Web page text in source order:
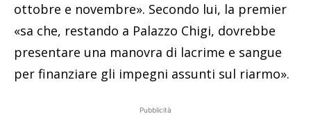
ottobre e novembre». Secondo lui, la premier
«sa che, restando a Palazzo Chigi, dovrebbe
presentare una manovra di lacrime e sangue
per finanziare gli impegni assunti sul riarmo».
Pubblicità